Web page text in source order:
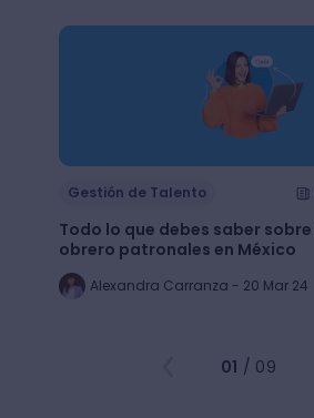
Gestión de Talento
Todo lo que debes saber
obrero patronales en México
Alexandra Carranza - 20 Mar 24
01 / 09